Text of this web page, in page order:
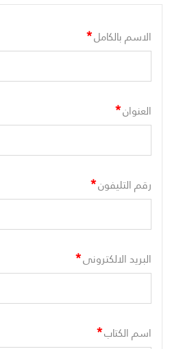
الاسم بالكامل*
العنوان*
رقم التليفون*
البريد الالكترونى*
اسم الكتاب*